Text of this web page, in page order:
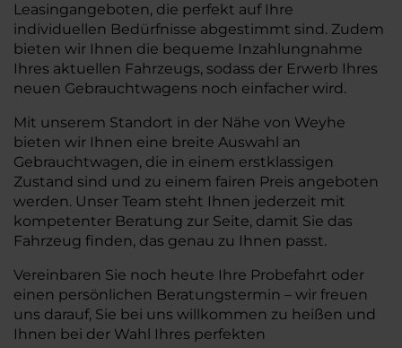
Leasingangeboten, die perfekt auf Ihre
individuellen Bedürfnisse abgestimmt sind. Zudem
bieten wir Ihnen die bequeme Inzahlungnahme
Ihres aktuellen Fahrzeugs, sodass der Erwerb Ihres
neuen Gebrauchtwagens noch einfacher wird.
Mit unserem Standort in der Nähe von Weyhe
bieten wir Ihnen eine breite Auswahl an
Gebrauchtwagen, die in einem erstklassigen
Zustand sind und zu einem fairen Preis angeboten
werden. Unser Team steht Ihnen jederzeit mit
kompetenter Beratung zur Seite, damit Sie das
Fahrzeug finden, das genau zu Ihnen passt.
Vereinbaren Sie noch heute Ihre Probefahrt oder
einen persönlichen Beratungstermin – wir freuen
uns darauf, Sie bei uns willkommen zu heißen und
Ihnen bei der Wahl Ihres perfekten